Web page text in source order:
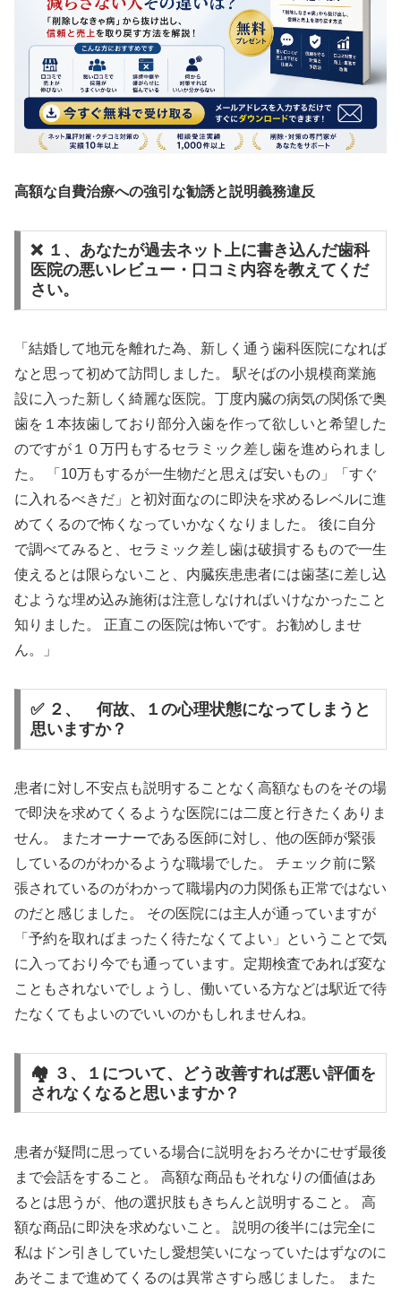
高額な自費治療への強引な勧誘と説明義務違反
❌ １、あなたが過去ネット上に書き込んだ歯科
医院の悪いレビュー・口コミ内容を教えてくだ
さい。
「結婚して地元を離れた為、新しく通う歯科医院になれば
なと思って初めて訪問しました。 駅そばの小規模商業施
設に入った新しく綺麗な医院。丁度内臓の病気の関係で奥
歯を１本抜歯しており部分入歯を作って欲しいと希望した
のですが１０万円もするセラミック差し歯を進められまし
た。 「10万もするが一生物だと思えば安いもの」「すぐ
に入れるべきだ」と初対面なのに即決を求めるレベルに進
めてくるので怖くなっていかなくなりました。 後に自分
で調べてみると、セラミック差し歯は破損するもので一生
使えるとは限らないこと、内臓疾患患者には歯茎に差し込
むような埋め込み施術は注意しなければいけなかったこと
知りました。 正直この医院は怖いです。お勧めしませ
ん。」
✅ ２、 何故、１の心理状態になってしまうと
思いますか？
患者に対し不安点も説明することなく高額なものをその場
で即決を求めてくるような医院には二度と行きたくありま
せん。 またオーナーである医師に対し、他の医師が緊張
しているのがわかるような職場でした。 チェック前に緊
張されているのがわかって職場内の力関係も正常ではない
のだと感じました。 その医院には主人が通っていますが
「予約を取ればまったく待たなくてよい」ということで気
に入っており今でも通っています。定期検査であれば変な
こともされないでしょうし、働いている方などは駅近で待
たなくてもよいのでいいのかもしれませんね。
🏘️ ３、１について、どう改善すれば悪い評価を
されなくなると思いますか？
患者が疑問に思っている場合に説明をおろそかにせず最後
まで会話をすること。 高額な商品もそれなりの価値はあ
るとは思うが、他の選択肢もきちんと説明すること。 高
額な商品に即決を求めないこと。 説明の後半には完全に
私はドン引きしていたし愛想笑いになっていたはずなのに
あそこまで進めてくるのは異常さすら感じました。 また